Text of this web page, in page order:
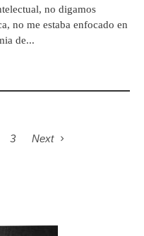
no digamos
no me estaba enfocado en
de...
3 Next